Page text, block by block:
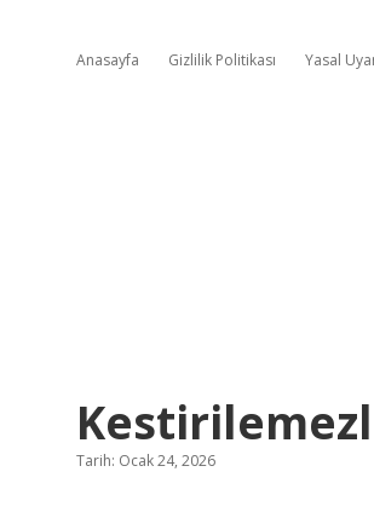
Anasayfa Gizlilik Politikası Yasal
Tarih: Ocak 24, 2026